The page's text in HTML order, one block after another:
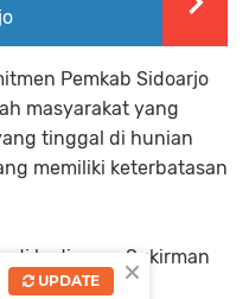
Pemkab Sidoarjo
masyarakat yang
tinggal di hunian
memiliki keterbatasan
di kediaman Sukirman
Candinegoro.
×
UPDATE